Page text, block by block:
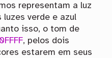
representam a luz
luzes verde e azul
isso, o tom de
, pelos dois
estarem em seus